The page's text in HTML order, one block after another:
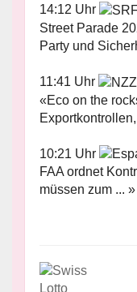
14:12 Uhr
Street Parade
Party und
11:41 Uhr
«Eco on the
10:21 Uhr
FAA ordnet
müssen zum ... »